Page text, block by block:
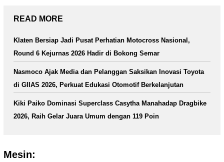
READ MORE
Klaten Bersiap Jadi Pusat Perhatian Motocross Nasional,
Round 6 Kejurnas 2026 Hadir di Bokong Semar
Nasmoco Ajak Media dan Pelanggan Saksikan Inovasi Toyota
di GIIAS 2026, Perkuat Edukasi Otomotif Berkelanjutan
Kiki Paiko Dominasi Superclass Casytha Manahadap Dragbike
2026, Raih Gelar Juara Umum dengan 119 Poin
Mesin: